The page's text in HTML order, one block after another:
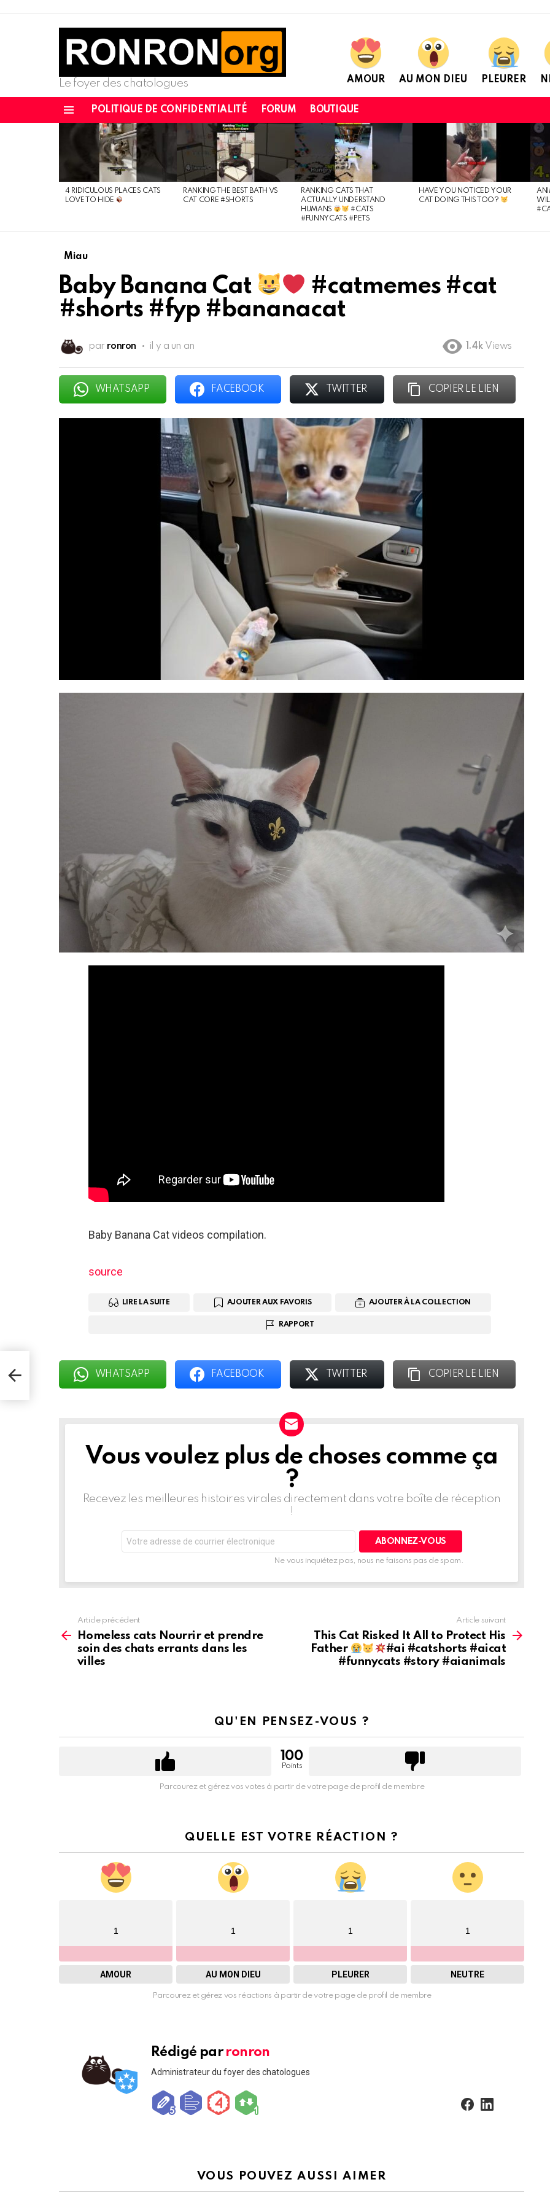
Le foyer des chatologues AMOUR AU MON DIEU PLEURER
POLITIQUE DE CONFIDENTIALITÉ FORUM BOUTIQUE
DERNIÈRES
NOUVELLES
4 RIDICULOUS PLACES CATS
LOVE TO HIDE
RANKING THE BEST BATH VS
CAT CORE #SHORTS
RANKING CATS THAT
ACTUALLY UNDERSTAND
HUMANS
#CATS
#FUNNYCATS #PETS
HAVE YOU NOTICED YOUR
CAT DOING THIS TOO?
Miau
Baby Banana Cat
#catmemes #cat
#shorts #fyp #bananacat
par ronron il y a un an 1.4k Views
WHATSAPP FACEBOOK TWITTER COPIER LE LIEN
Baby Banana Cat videos compilation.
source
LIRE LA SUITE AJOUTER AUX FAVORIS AJOUTER À LA COLLECTION
RAPPORT
WHATSAPP FACEBOOK TWITTER COPIER LE LIEN
BULLETIN
D'INFORMATION
Vous voulez plus de choses comme ça
?
Recevez les meilleures histoires virales directement dans votre boîte de réception
!
de
courrier
Ne vous inquiétez pas, nous ne faisons pas de spam.
Voir
plus
d'informations
Article précédent
Homeless cats Nourrir et prendre
soin des chats errants dans les
villes
Article suivant
This Cat Risked It All to Protect His
Father
#ai #catshorts #aicat
#funnycats #story #aianimals
QU'EN PENSEZ-VOUS ?
100
Points
Parcourez et gérez vos votes à partir de votre page de profil de membre
QUELLE EST VOTRE RÉACTION ?
1
AMOUR
1
AU MON DIEU
1
PLEURER
1
NEUTRE
Parcourez et gérez vos réactions à partir de votre page de profil de membre
Rédigé parronron
Administrateur du foyer des chatologues
facebooklinkedin
VOUS POUVEZ AUSSI AIMER